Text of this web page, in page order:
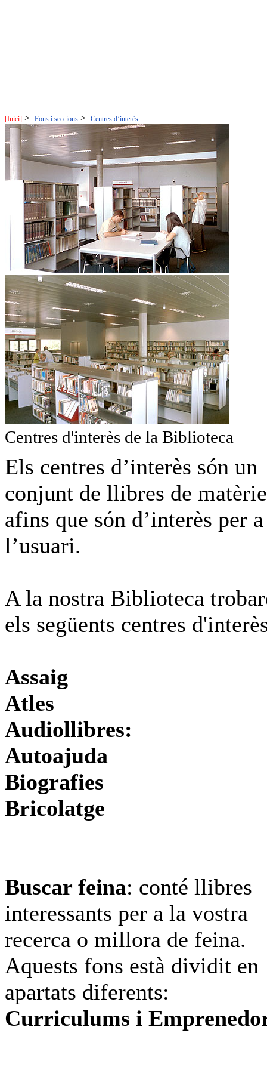
[Inici] > Fons i seccions > Centres d’interès
Centres d'interès de la Biblioteca
Els centres d’interès són un
conjunt de llibres de
afins que són d’interès per a
l’usuari.
A la nostra Biblioteca
els següents centres
Assaig
Atles
Audiollibres:
Autoajuda
Biografies
Bricolatge
Buscar feina: conté llibres
interessants per a la vostra
recerca o millora de feina.
Aquests fons està dividit en
apartats diferents:
Curriculums i